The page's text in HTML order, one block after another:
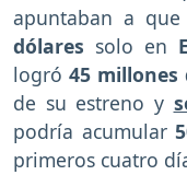
apuntaban a
dólares solo en
logró 45 millones
de su estreno y
podría acumular
primeros cuatro